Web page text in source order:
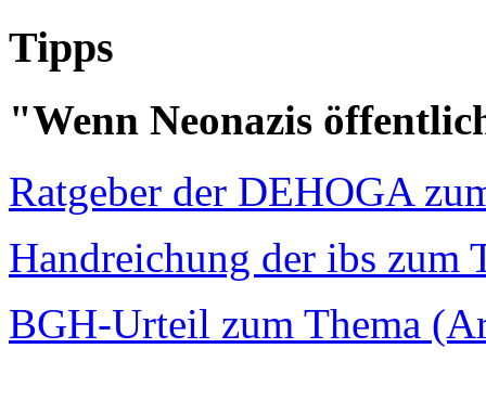
Tipps
"Wenn Neonazis
Ratgeber der DEHOGA
Handreichung der ibs zum
BGH-Urteil zum Thema